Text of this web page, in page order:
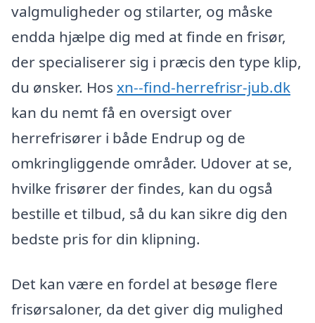
valgmuligheder og stilarter, og måske
endda hjælpe dig med at finde en frisør,
der specialiserer sig i præcis den type klip,
du ønsker. Hos xn--find-herrefrisr-jub.dk
kan du nemt få en oversigt over
herrefrisører i både Endrup og de
omkringliggende områder. Udover at se,
hvilke frisører der findes, kan du også
bestille et tilbud, så du kan sikre dig den
bedste pris for din klipning.
Det kan være en fordel at besøge flere
frisørsaloner, da det giver dig mulighed